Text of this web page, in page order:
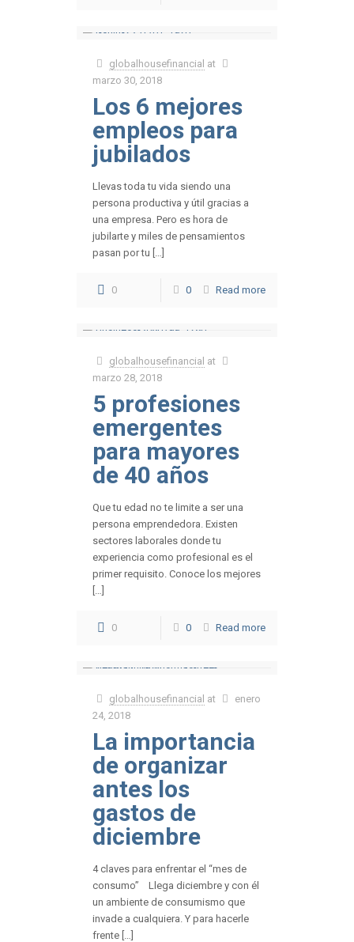
globalhousefinancial at
marzo 30, 2018
Los 6 mejores
empleos para
jubilados
Llevas toda tu vida siendo una
persona productiva y útil gracias a
una empresa. Pero es hora de
jubilarte y miles de pensamientos
pasan por tu […]
0 0 Read more
globalhousefinancial at
marzo 28, 2018
5 profesiones
emergentes
para mayores
de 40 años
Que tu edad no te limite a ser una
persona emprendedora. Existen
sectores laborales donde tu
experiencia como profesional es el
primer requisito. Conoce los mejores
[…]
0 0 Read more
globalhousefinancial at
enero
24, 2018
La importancia
de organizar
antes los
gastos de
diciembre
4 claves para enfrentar el “mes de
consumo” Llega diciembre y con él
un ambiente de consumismo que
invade a cualquiera. Y para hacerle
frente […]